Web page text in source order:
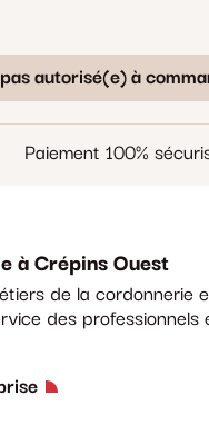
autorisé(e) à
Paiement 100%
à Crépins Ouest
de la cordonnerie
des professionnels